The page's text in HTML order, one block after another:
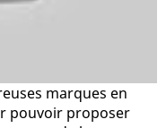
marques en
pouvoir proposer